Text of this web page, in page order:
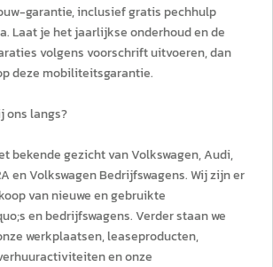
garantie, inclusief gratis pechhulp
Laat je het jaarlijkse onderhoud en de
volgens voorschrift uitvoeren, dan
deze mobiliteitsgarantie.
ons langs?
bekende gezicht van Volkswagen, Audi,
en Volkswagen Bedrijfswagens. Wij zijn er
van nieuwe en gebruikte
en bedrijfswagens. Verder staan we
werkplaatsen, leaseproducten,
en onze